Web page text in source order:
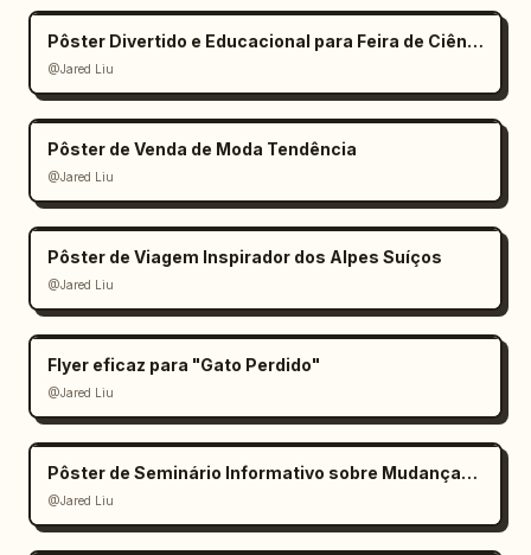
Pôster Divertido e Educacional para Feira de Ciências Infantil
@Jared Liu
Pôster de Venda de Moda Tendência
@Jared Liu
Pôster de Viagem Inspirador dos Alpes Suíços
@Jared Liu
Flyer eficaz para "Gato Perdido"
@Jared Liu
Pôster de Seminário Informativo sobre Mudanças Climáticas
@Jared Liu